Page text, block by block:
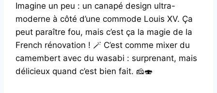
Imagine un peu : un canapé design ultra-
moderne à côté d’une commode Louis XV. Ça
peut paraître fou, mais c’est ça la magie de la
French rénovation ! 🪄 C’est comme mixer du
camembert avec du wasabi : surprenant, mais
délicieux quand c’est bien fait. 🧀🍣